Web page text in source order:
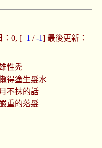
：0, [+1 /-1] 最後更新：
性禿
得塗生髮水
不抹的話
重的落髮